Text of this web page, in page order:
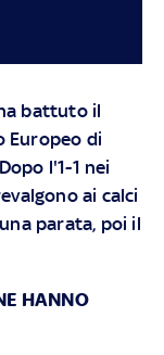
battuto il
Europeo di
l'1-1 nei
ai calci
parata, poi il
HANNO